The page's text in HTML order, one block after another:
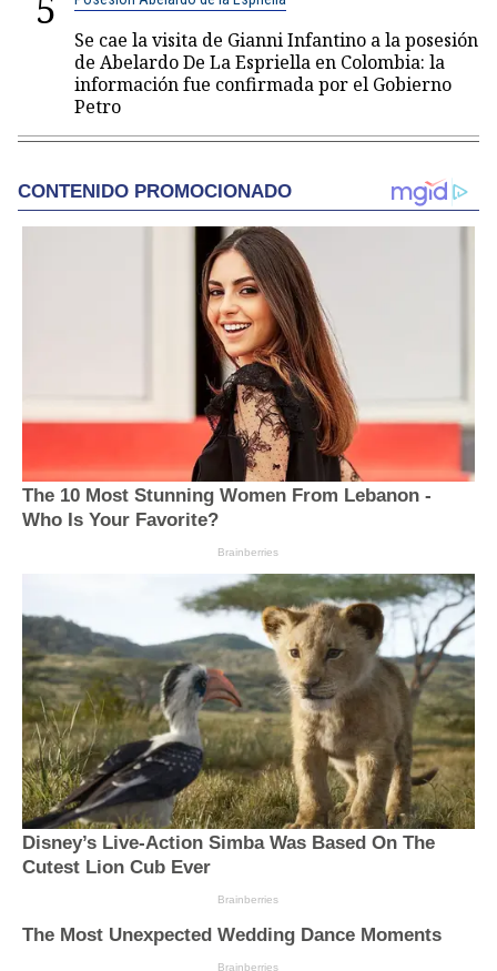
Se cae la visita de Gianni Infantino a la posesión
de Abelardo De La Espriella en Colombia: la
información fue confirmada por el Gobierno
Petro